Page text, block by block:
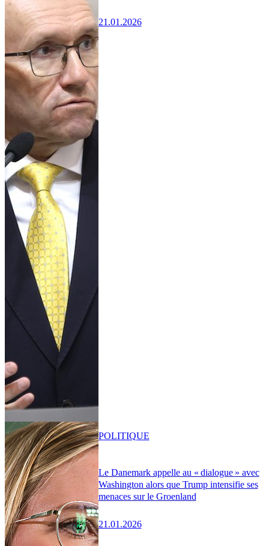
21.01.2026
Le Danemark appelle au « dialogue » avec
Washington alors que Trump intensifie ses
menaces sur le Groenland
21.01.2026
POLITIQUE